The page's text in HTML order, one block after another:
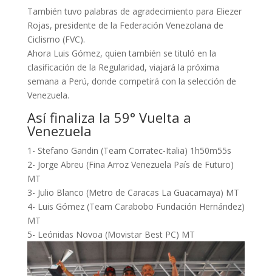
También tuvo palabras de agradecimiento para Eliezer
Rojas, presidente de la Federación Venezolana de
Ciclismo (FVC).
Ahora Luis Gómez, quien también se tituló en la
clasificación de la Regularidad, viajará la próxima
semana a Perú, donde competirá con la selección de
Venezuela.
Así finaliza la 59° Vuelta a
Venezuela
1- Stefano Gandin (Team Corratec-Italia) 1h50m55s
2- Jorge Abreu (Fina Arroz Venezuela País de Futuro)
MT
3- Julio Blanco (Metro de Caracas La Guacamaya) MT
4- Luis Gómez (Team Carabobo Fundación Hernández)
MT
5- Leónidas Novoa (Movistar Best PC) MT